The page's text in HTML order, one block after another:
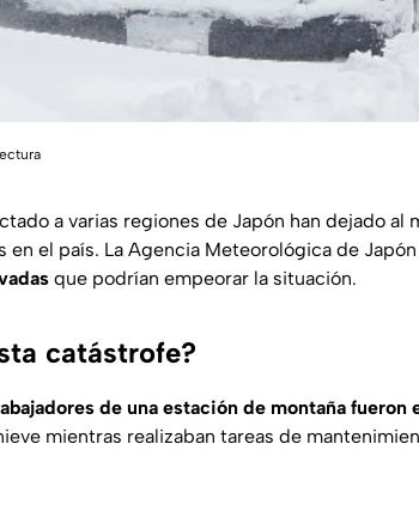
a varias regiones de Japón han dejado al
el país. La Agencia Meteorológica de
que podrían empeorar la situación.
catástrofe?
de una estación de montaña fueron
mientras realizaban tareas de